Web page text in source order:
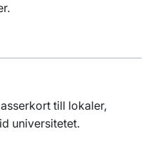
till lokaler,
universitetet.